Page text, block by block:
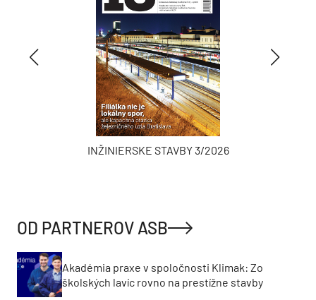
INŽINIERSKE STAVBY 3/2026
OD PARTNEROV ASB
Akadémia praxe v spoločnosti Klimak: Zo
školských lavíc rovno na prestížne stavby